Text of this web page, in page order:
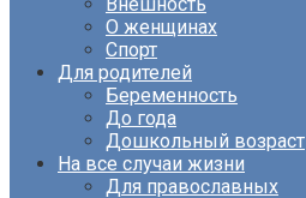
О женщинах
Спорт
Для родителей
Беременность
До года
Дошкольный возраст
На все случаи жизни
Для православных